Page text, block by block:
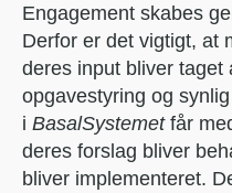
Engagement skabes
Derfor er det vigtigt, at
deres input bliver taget
opgavestyring og
i BasalSystemetfår
deres forslag bliver
bliver implementeret.